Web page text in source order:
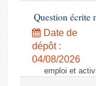
Question écrite
Date de
dépôt :
04/08/2026
emploi et